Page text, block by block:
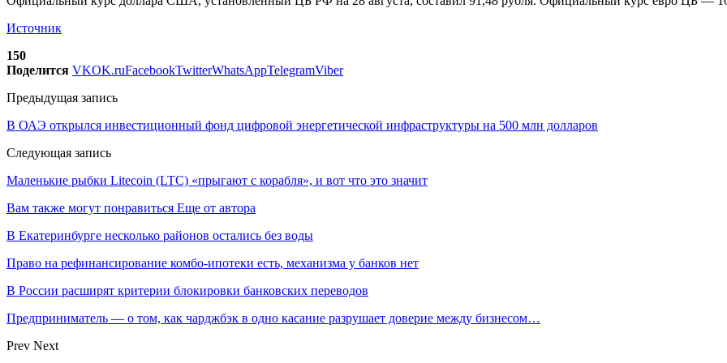
Источник
150
Поделится VKOK.ruFacebookTwitterWhatsAppTelegramViber
Предыдущая запись
В ОАЭ открылся инвестиционный фонд цифровой энергетической инфраструктуры на 500 млн долларов
Следующая запись
Маленькие рыбки Litecoin (LTC) «прыгают с корабля», и вот что это значит
Вам также могут понравиться Еще от автора
В Екатеринбурге несколько районов остались без воды
Право на рефинансирование комбо-ипотеки есть, механизма у банков нет
В России расширят критерии блокировки банковских переводов
Предприниматель — о том, как чарджбэк в одно касание разрушает доверие между бизнесом…
Prev Next